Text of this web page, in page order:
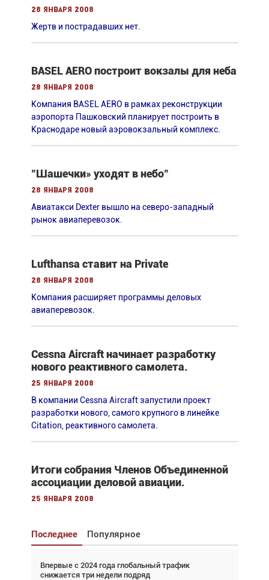
28 января 2008
Жертв и пострадавших нет.
BASEL AERO построит вокзалы для неба
28 января 2008
Компания BASEL AERO в рамках реконструкции
аэропорта Пашковский планирует построить в
Краснодаре новый аэровокзальный комплекс.
"Шашечки» уходят в небо"
28 января 2008
Авиатакси Dexter вышло на северо-западный
рынок авиаперевозок.
Lufthansa ставит на Private
28 января 2008
Компания расширяет программы деловых
авиаперевозок.
Cessna Aircraft начинает разработку
нового реактивного самолета.
25 января 2008
В компании Cessna Aircraft запустили проект
разработки нового, самого крупного в линейке
Citation, реактивного самолета.
Итоги собрания Членов Объединенной
ассоциации деловой авиации.
25 января 2008
Последнее Популярное
Впервые с 2024 года глобальный трафик
снижается три недели подряд
Взгляд с высоты: тандем вертолётов и БПЛА в
спасательных операциях